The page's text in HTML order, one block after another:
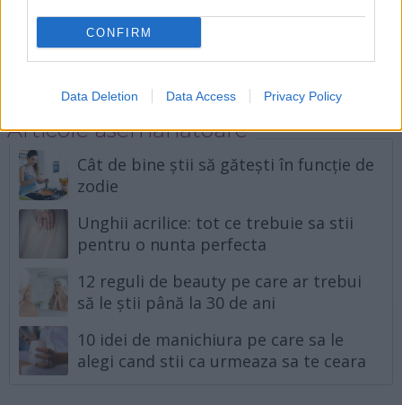
CONFIRM
Data Deletion Data Access Privacy Policy
Compatibilitate în numerologie: cum
știi ca sunteți suflete pereche
Articole asemănătoare
Cât de bine știi să gătești în funcție de
zodie
Unghii acrilice: tot ce trebuie sa stii
pentru o nunta perfecta
12 reguli de beauty pe care ar trebui
să le știi până la 30 de ani
10 idei de manichiura pe care sa le
alegi cand stii ca urmeaza sa te ceara